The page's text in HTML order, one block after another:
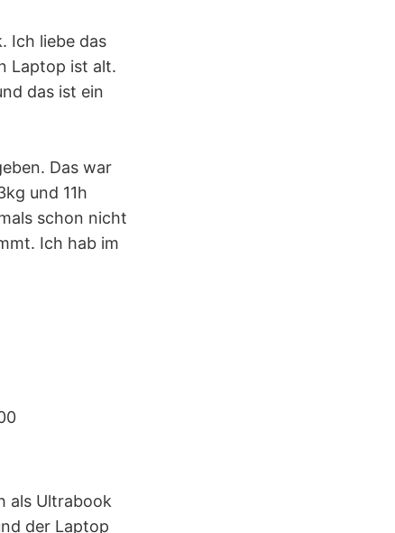
Ich liebe das
Laptop ist alt.
das ist ein
Das war
und 11h
schon nicht
Ich hab im
als Ultrabook
der Laptop